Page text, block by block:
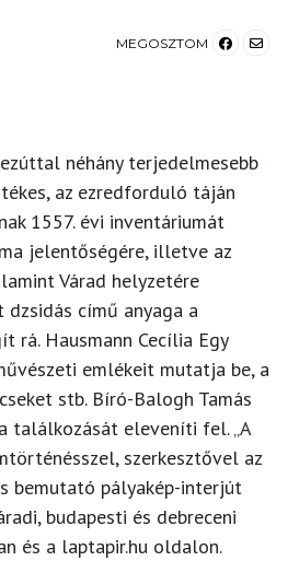
MEGOSZTOM
néhány terjedelmesebb
az ezredforduló táján
1557. évi inventáriumát
jelentőségére, illetve az
Várad helyzetére
dzsidás című anyaga a
rá. Hausmann Cecília Egy
emlékeit mutatja be, a
stb. Bíró-Balogh Tamás
találkozását eleveníti fel. „A
szerkesztővel az
bemutató pályakép-interjút
budapesti és debreceni
és a laptapir.hu oldalon.